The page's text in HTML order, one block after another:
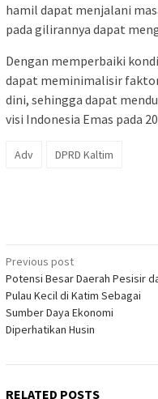
hamil dapat menjalani
pada gilirannya dapat
Dengan memperbaiki
dapat meminimalisir
dini, sehingga dapat
visi Indonesia Emas pada
Adv DPRD Kaltim
Post
navigation
Previous post
Potensi Besar Daerah Pesisir
Pulau Kecil di Katim Sebagai
Sumber Daya Ekonomi
Diperhatikan Husin
RELATED POSTS